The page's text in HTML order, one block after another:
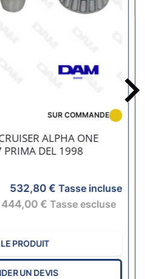
ALPHA ONE
PRIMA DEL 1998
SUR COMMANDE
532,80 € Tasse incluse
444,00 € Tasse escluse
PRODUIT
UN DEVIS